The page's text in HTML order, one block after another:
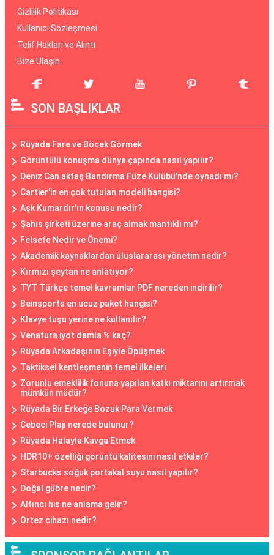
Gizlilik Politikası
Kullanıcı Sözleşmesi
Telif Hakları ve Alıntı
Bize Ulaşın
SON BAŞLIKLAR
Rüyada Fare ve Böcek Görmek
Görüntülü konuşma dünya çapında nasıl yapılır?
Deniz Can aktaş Bandırma Füze Kulübü'nde oynadı mı?
Cartier'in en çok tutulan modeli hangisi?
Aşk Kumardır'ın konusu nedir?
Şahıs şirketi üzerine araç almak mantıklı mı?
Felsefe Nedir ve Önemi?
Akademik kaynaklardan uluslararası yönetim nedir?
Kırmızı şeytan ne anlatıyor?
TYT Türkçe temel kavramlar PDF nereden indirilir?
Beinsports en ucuz paket hangisi?
Klavye tuşu yerine ne kullanılır?
Venatura iyot damla % kaç?
Rüyada Arkadaşının Eşiyle Öpüşmek
Taktiksel kentleşmenin temel ilkeleri
Zorunlu emeklilik fonuna yapılan katkı miktarını artırmak
mümkün müdür?
Rüyada Bir Erkeğe Bozuk Para Vermek
Cebeci Plajı nerede bulunur?
Rüyada Halayla Kavga Etmek
HDR10+ özelliği görüntü kalitesini nasıl etkiler?
Starbucks soğuk portakal suyu nasıl yapılır?
Doğal gübre nedir?
Altıncı his ne anlama gelir?
Ortez cihazı nedir?